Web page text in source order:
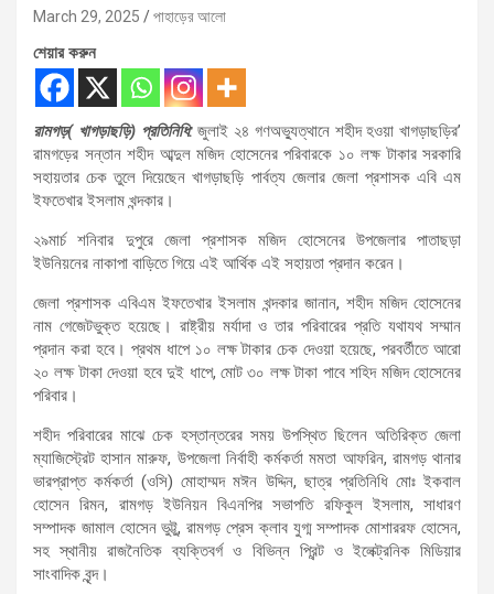
March 29, 2025 পাহাড়ের আলো
শেয়ার করুন
রামগড়( খাগড়াছড়ি) প্রতিনিধি:জুলাই ২৪ গণঅভ্যুত্থানে শহীদ হওয়া খাগড়াছড়ির’
রামগড়ের সন্তান শহীদ আব্দুল মজিদ হোসেনের পরিবারকে ১০ লক্ষ টাকার সরকারি
সহায়তার চেক তুলে দিয়েছেন খাগড়াছড়ি পার্বত্য জেলার জেলা প্রশাসক এবি এম
ইফতেখার ইসলাম খন্দকার।
২৯মার্চ শনিবার দুপুরে জেলা প্রশাসক মজিদ হোসেনের উপজেলার পাতাছড়া
ইউনিয়নের নাকাপা বাড়িতে গিয়ে এই আর্থিক এই সহায়তা প্রদান করেন।
জেলা প্রশাসক এবিএম ইফতেখার ইসলাম খন্দকার জানান, শহীদ মজিদ হোসেনের
নাম গেজেটভুক্ত হয়েছে। রাষ্ট্রীয় মর্যাদা ও তার পরিবারের প্রতি যথাযথ সম্মান
প্রদান করা হবে। প্রথম ধাপে ১০ লক্ষ টাকার চেক দেওয়া হয়েছে, পরবর্তীতে আরো
২০ লক্ষ টাকা দেওয়া হবে দুই ধাপে, মোট ৩০ লক্ষ টাকা পাবে শহিদ মজিদ হোসেনের
পরিবার।
শহীদ পরিবারের মাঝে চেক হস্তান্তরের সময় উপস্থিত ছিলেন অতিরিক্ত জেলা
ম্যাজিস্ট্রেট হাসান মারুফ, উপজেলা নির্বাহী কর্মকর্তা মমতা আফরিন, রামগড় থানার
ভারপ্রাপ্ত কর্মকর্তা (ওসি) মোহাম্মদ মঈন উদ্দিন, ছাত্র প্রতিনিধি মোঃ ইকবাল
হোসেন রিমন, রামগড় ইউনিয়ন বিএনপির সভাপতি রফিকুল ইসলাম, সাধারণ
সম্পাদক জামাল হোসেন ভুট্টু, রামগড় প্রেস ক্লাব যুগ্ম সম্পাদক মোশাররফ হোসেন,
সহ স্থানীয় রাজনৈতিক ব্যক্তিবর্গ ও বিভিন্ন প্রিন্ট ও ইলেক্ট্রনিক মিডিয়ার
সাংবাদিক বৃন্দ।